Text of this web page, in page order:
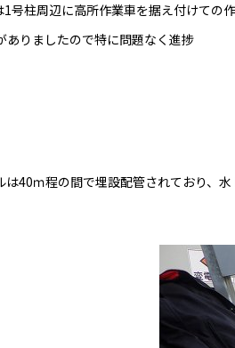
1号柱周辺に高所作業車を据え付けての
ありましたので特に問題なく進捗
は40ｍ程の間で埋設配管されており、